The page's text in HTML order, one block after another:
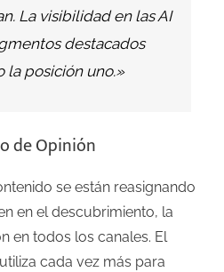
La visibilidad en las AI
destacados
la posición uno.»
de Opinión
se están reasignando
en el descubrimiento, la
en todos los canales. El
cada vez más para